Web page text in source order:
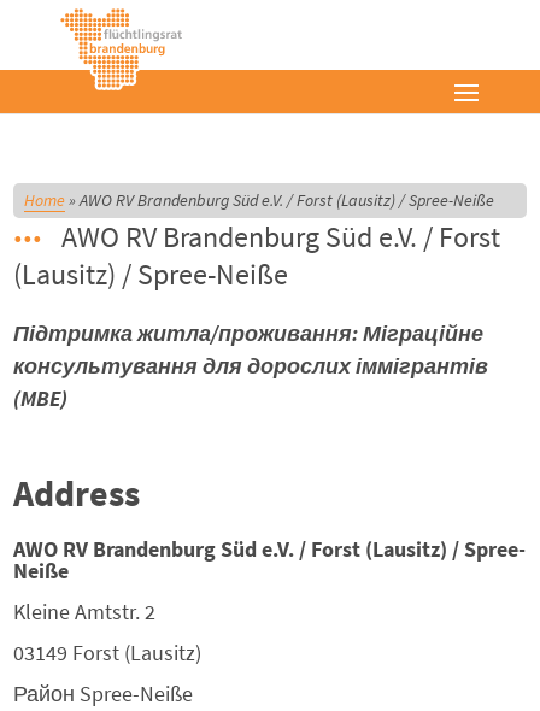
Home»AWO RV Brandenburg Süd e.V. / Forst (Lausitz) / Spree-Neiße
AWO RV Brandenburg Süd e.V. / Forst
(Lausitz) / Spree-Neiße
Підтримка житла/проживання: Міграційне
консультування для дорослих іммігрантів
(MBE)
Address
AWO RV Brandenburg Süd e.V. / Forst (Lausitz) / Spree-
Neiße
Kleine Amtstr. 2
03149 Forst (Lausitz)
Район Spree-Neiße